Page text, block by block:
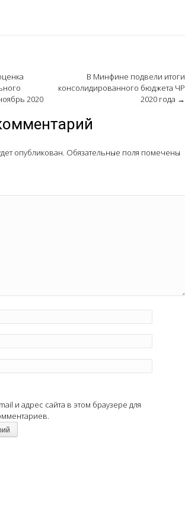
2020
В Минфине подвели итоги
консолидированного бюджета ЧР
2020 года →
опубликован. Обязательные поля помечены
и адрес сайта в этом браузере для